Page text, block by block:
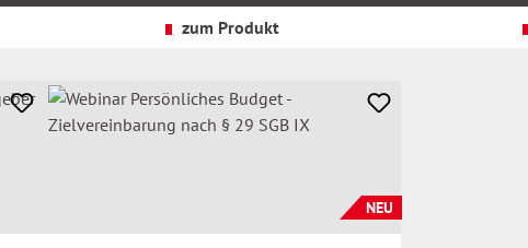
zum Produkt
NEU